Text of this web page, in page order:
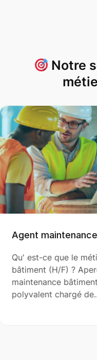
Notre
F)
maintenance
L'agent de